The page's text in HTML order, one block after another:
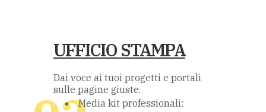
UFFICIO STAMPA
Dai voce ai tuoi progetti e portali
sulle pagine giuste.
Media kit professionali: